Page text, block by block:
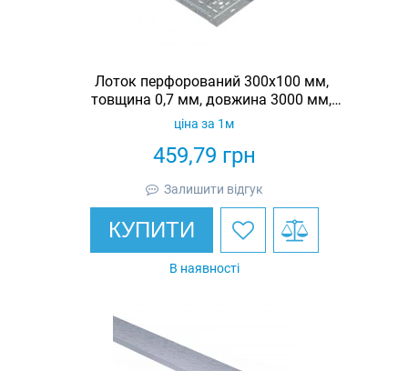
Лоток перфорований 300х100 мм,
товщина 0,7 мм, довжина 3000 мм,
гарячеоцинкований, Eurotray
459,79 грн
ціна за 1м
Залишити відгук
КУПИТИ
В наявності